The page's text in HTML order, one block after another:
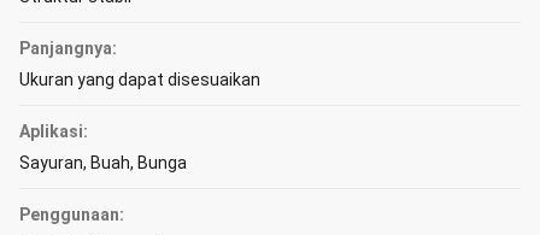
Panjangnya:
Ukuran yang dapat disesuaikan
Aplikasi:
Sayuran, Buah, Bunga
Penggunaan: